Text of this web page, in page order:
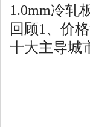
1.0mm冷轧
回顾1、价
十大主导城